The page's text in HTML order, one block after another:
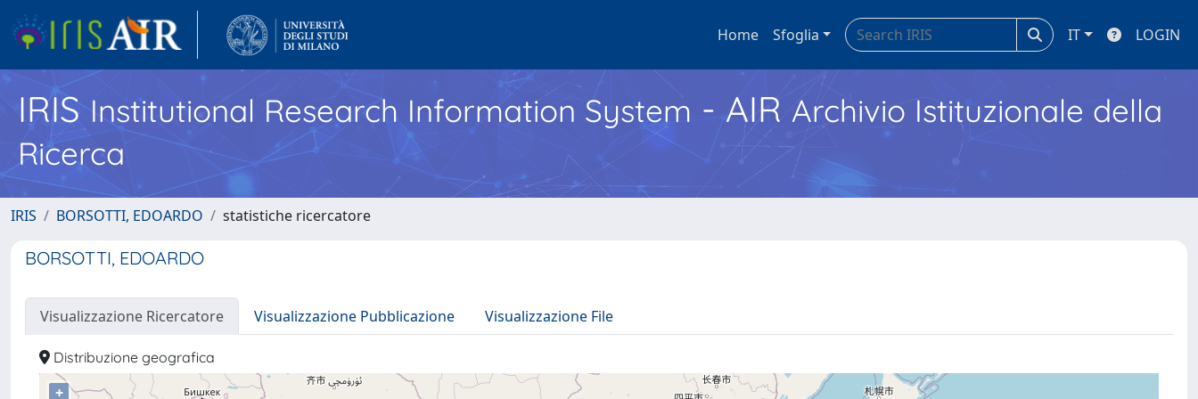
Home Sfoglia IT LOGIN
IRISInstitutional Research Information System - AIR Archivio Istituzionale della
Ricerca
IRIS BORSOTTI, EDOARDO statistiche ricercatore
BORSOTTI, EDOARDO
Visualizzazione Ricercatore Visualizzazione Pubblicazione Visualizzazione File
Distribuzione geografica
+